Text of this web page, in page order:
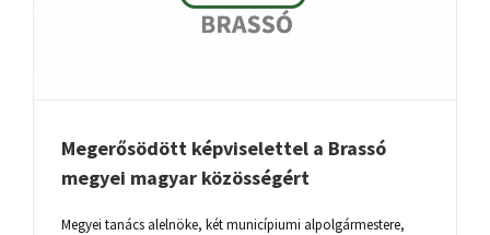
Megerősödött képviselettel a Brassó
megyei magyar közösségért
Megyei tanács alelnöke, két municípiumi alpolgármestere,